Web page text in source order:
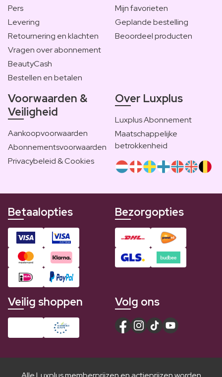
Pers
Levering
Retournering en klachten
Vragen over abonnement
BeautyCash
Bestellen en betalen
Mijn favorieten
Geplande bestelling
Beoordeel producten
Voorwaarden &
Veiligheid
Aankoopvoorwaarden
Abonnementsvoorwaarden
Privacybeleid & Cookies
Over Luxplus
Luxplus Abonnement
Maatschappelijke
betrokkenheid
Betaalopties Bezorgopties
Veilig shoppen Volg ons